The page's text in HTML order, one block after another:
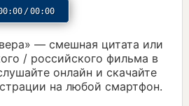
/00:00
— смешная цитата или
/ российского фильма в
онлайн и скачайте
на любой смартфон.